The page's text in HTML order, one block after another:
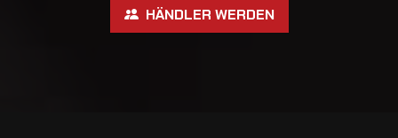
HÄNDLER WERDEN